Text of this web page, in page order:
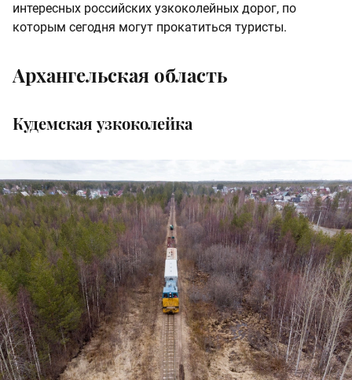
интересных российских узкоколейных дорог, по
которым сегодня могут прокатиться туристы.
Архангельская область
Кудемская узкоколейка